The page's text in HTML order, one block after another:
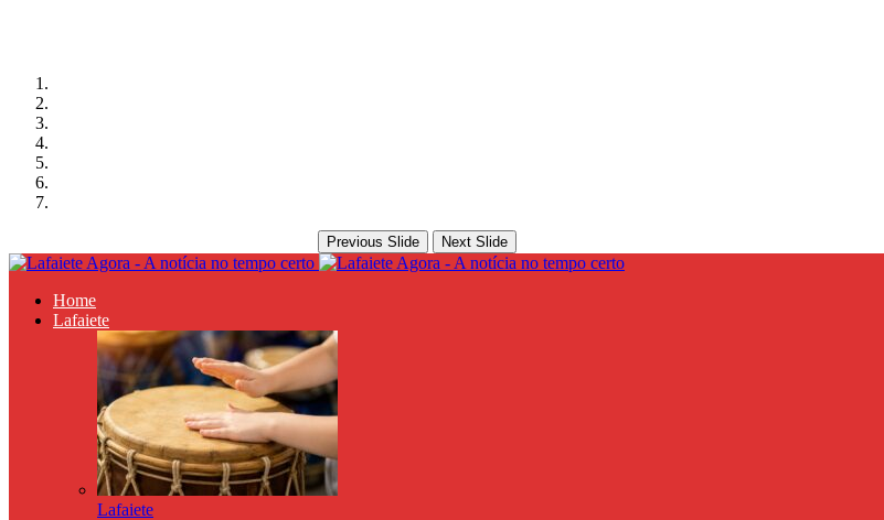
Previous Slide Next Slide
Home
Lafaiete
Lafaiete